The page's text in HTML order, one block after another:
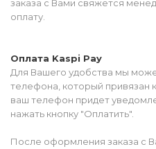
заказа с Вами свяжется
оплату.
Оплата Kaspi Pay
Для Вашего удобства мы
телефона, который привязан
ваш телефон придет
нажать кнопку "Оплатить".
После оформления заказа с